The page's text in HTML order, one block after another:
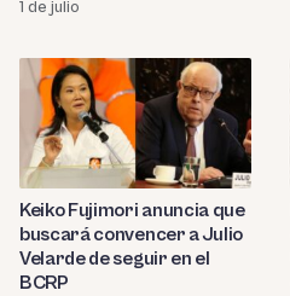
1 de julio
Keiko Fujimori anuncia que
buscará convencer a Julio
Velarde de seguir en el
BCRP